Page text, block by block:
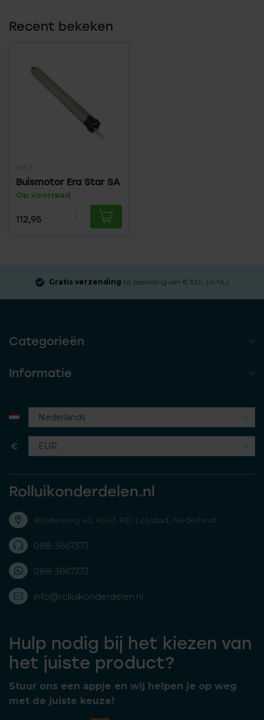
Recent bekeken
NICE
Buismotor Era Star SA
Op voorraad
112,95
Gratis verzending bij besteding van € 100,- (in NL)
Categorieën
Informatie
€
Rolluikonderdelen.nl
Bolderweg 43, 8243 RD Lelystad, Nederland
088-3667373
088-3667373
info@rolluikonderdelen.nl
Hulp nodig bij het kiezen van
het juiste product?
Stuur ons een appje en wij helpen je op weg
met de juiste keuze!